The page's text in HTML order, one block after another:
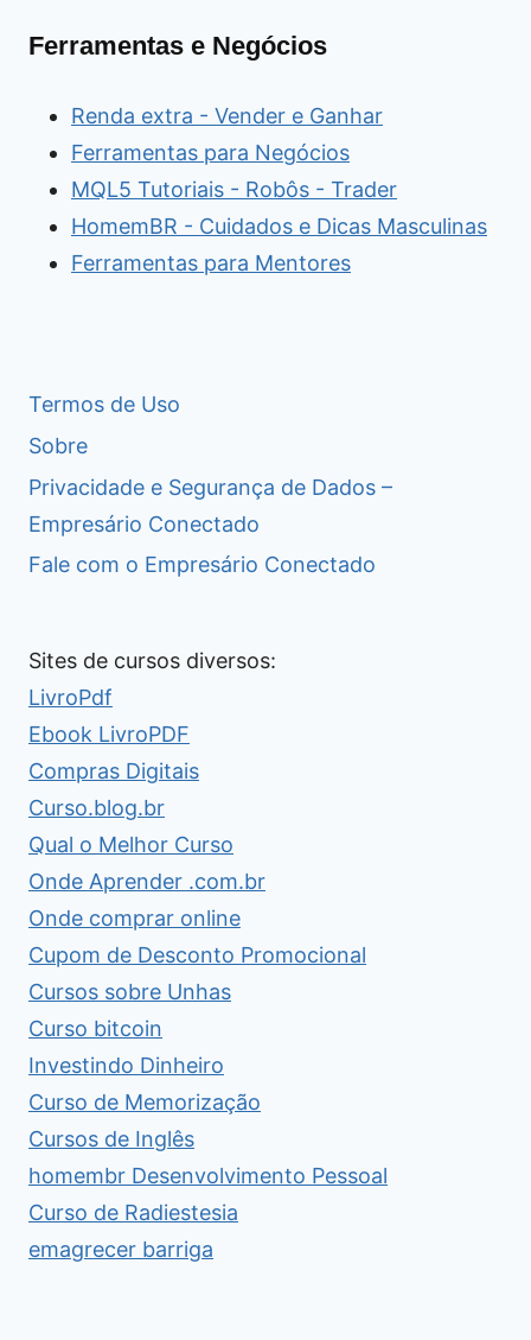
Ferramentas e Negócios
Renda extra - Vender e Ganhar
Ferramentas para Negócios
MQL5 Tutoriais - Robôs - Trader
HomemBR - Cuidados e Dicas Masculinas
Ferramentas para Mentores
Termos de Uso
Sobre
Privacidade e Segurança de Dados –
Empresário Conectado
Fale com o Empresário Conectado
Sites de cursos diversos:
LivroPdf
Ebook LivroPDF
Compras Digitais
Curso.blog.br
Qual o Melhor Curso
Onde Aprender .com.br
Onde comprar online
Cupom de Desconto Promocional
Cursos sobre Unhas
Curso bitcoin
Investindo Dinheiro
Curso de Memorização
Cursos de Inglês
homembr Desenvolvimento Pessoal
Curso de Radiestesia
emagrecer barriga